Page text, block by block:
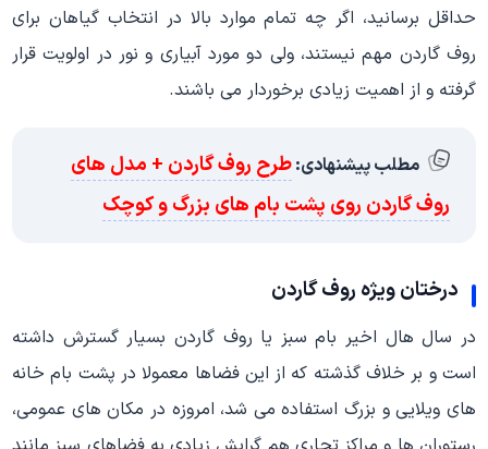
حداقل برسانید، اگر چه تمام موارد بالا در انتخاب گیاهان برای
روف گاردن مهم نیستند، ولی دو مورد آبیاری و نور در اولویت قرار
گرفته و از اهمیت زیادی برخوردار می باشند.
مطلب پیشنهادی:طرح روف گاردن + مدل های
روف گاردن روی پشت بام های بزرگ و کوچک
درختان ویژه روف گاردن
در سال هال اخیر بام سبز یا روف گاردن بسیار گسترش داشته
است و بر خلاف گذشته که از این فضاها معمولا در پشت بام خانه
های ویلایی و بزرگ استفاده می شد، امروزه در مکان های عمومی،